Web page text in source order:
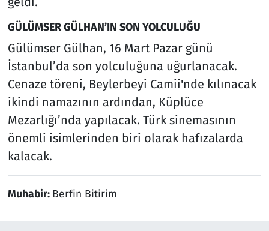
GÜLÜMSER GÜLHAN’IN SON YOLCULUĞU
Gülümser Gülhan, 16 Mart Pazar günü
İstanbul’da son yolculuğuna uğurlanacak.
Cenaze töreni, Beylerbeyi Camii'nde kılınacak
ikindi namazının ardından, Küplüce
Mezarlığı’nda yapılacak. Türk sinemasının
önemli isimlerinden biri olarak hafızalarda
kalacak.
Muhabir: Berfin Bitirim